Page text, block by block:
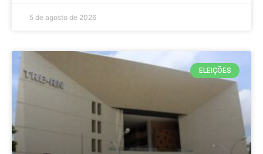
5 de agosto de 2026
ELEIÇÕES